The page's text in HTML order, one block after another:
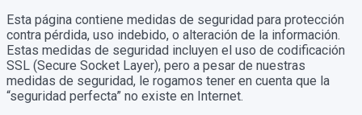
Esta página contiene medidas de seguridad para protección
contra pérdida, uso indebido, o alteración de la información.
Estas medidas de seguridad incluyen el uso de codificación
SSL (Secure Socket Layer), pero a pesar de nuestras
medidas de seguridad, le rogamos tener en cuenta que la
“seguridad perfecta” no existe en Internet.